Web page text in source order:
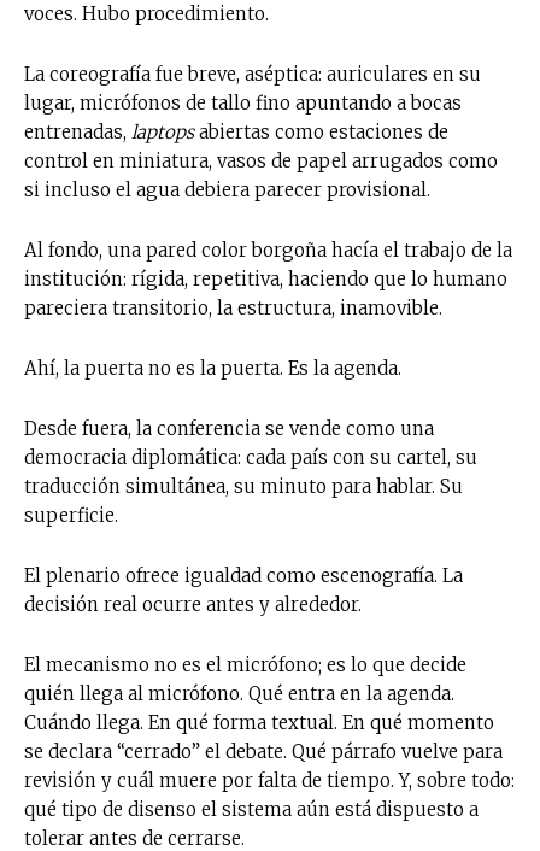
voces. Hubo procedimiento.
La coreografía fue breve, aséptica: auriculares en su
lugar, micrófonos de tallo fino apuntando a bocas
entrenadas, laptopsabiertas como estaciones de
control en miniatura, vasos de papel arrugados como
si incluso el agua debiera parecer provisional.
Al fondo, una pared color borgoña hacía el trabajo de la
institución: rígida, repetitiva, haciendo que lo humano
pareciera transitorio, la estructura, inamovible.
Ahí, la puerta no es la puerta. Es la agenda.
Desde fuera, la conferencia se vende como una
democracia diplomática: cada país con su cartel, su
traducción simultánea, su minuto para hablar. Su
superficie.
El plenario ofrece igualdad como escenografía. La
decisión real ocurre antes y alrededor.
El mecanismo no es el micrófono; es lo que decide
quién llega al micrófono. Qué entra en la agenda.
Cuándo llega. En qué forma textual. En qué momento
se declara “cerrado” el debate. Qué párrafo vuelve para
revisión y cuál muere por falta de tiempo. Y, sobre todo:
qué tipo de disenso el sistema aún está dispuesto a
tolerar antes de cerrarse.